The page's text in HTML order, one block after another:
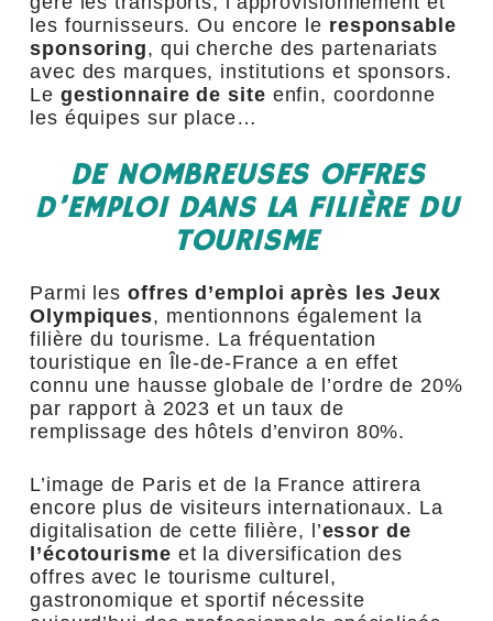
les fournisseurs. Ou encore le responsable
sponsoring, qui cherche des partenariats
avec des marques, institutions et sponsors.
Le gestionnaire de site enfin, coordonne
les équipes sur place…
DE NOMBREUSES OFFRES
D’EMPLOI DANS LA FILIÈRE DU
TOURISME
Parmi les offres d’emploi après les Jeux
Olympiques, mentionnons également la
filière du tourisme. La fréquentation
touristique en Île-de-France a en effet
connu une hausse globale de l’ordre de 20%
par rapport à 2023 et un taux de
remplissage des hôtels d’environ 80%.
L’image de Paris et de la France attirera
encore plus de visiteurs internationaux. La
digitalisation de cette filière, l’essor de
l’écotourisme et la diversification des
offres avec le tourisme culturel,
gastronomique et sportif nécessite